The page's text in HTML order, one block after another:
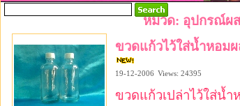
หมวด: อุปกรณ์ผ
ขวดแก้วไว้ใส่น้ำหอม
19-12-2006 Views: 24395
ขวดแก้วเปล่าไว้ใส่น้